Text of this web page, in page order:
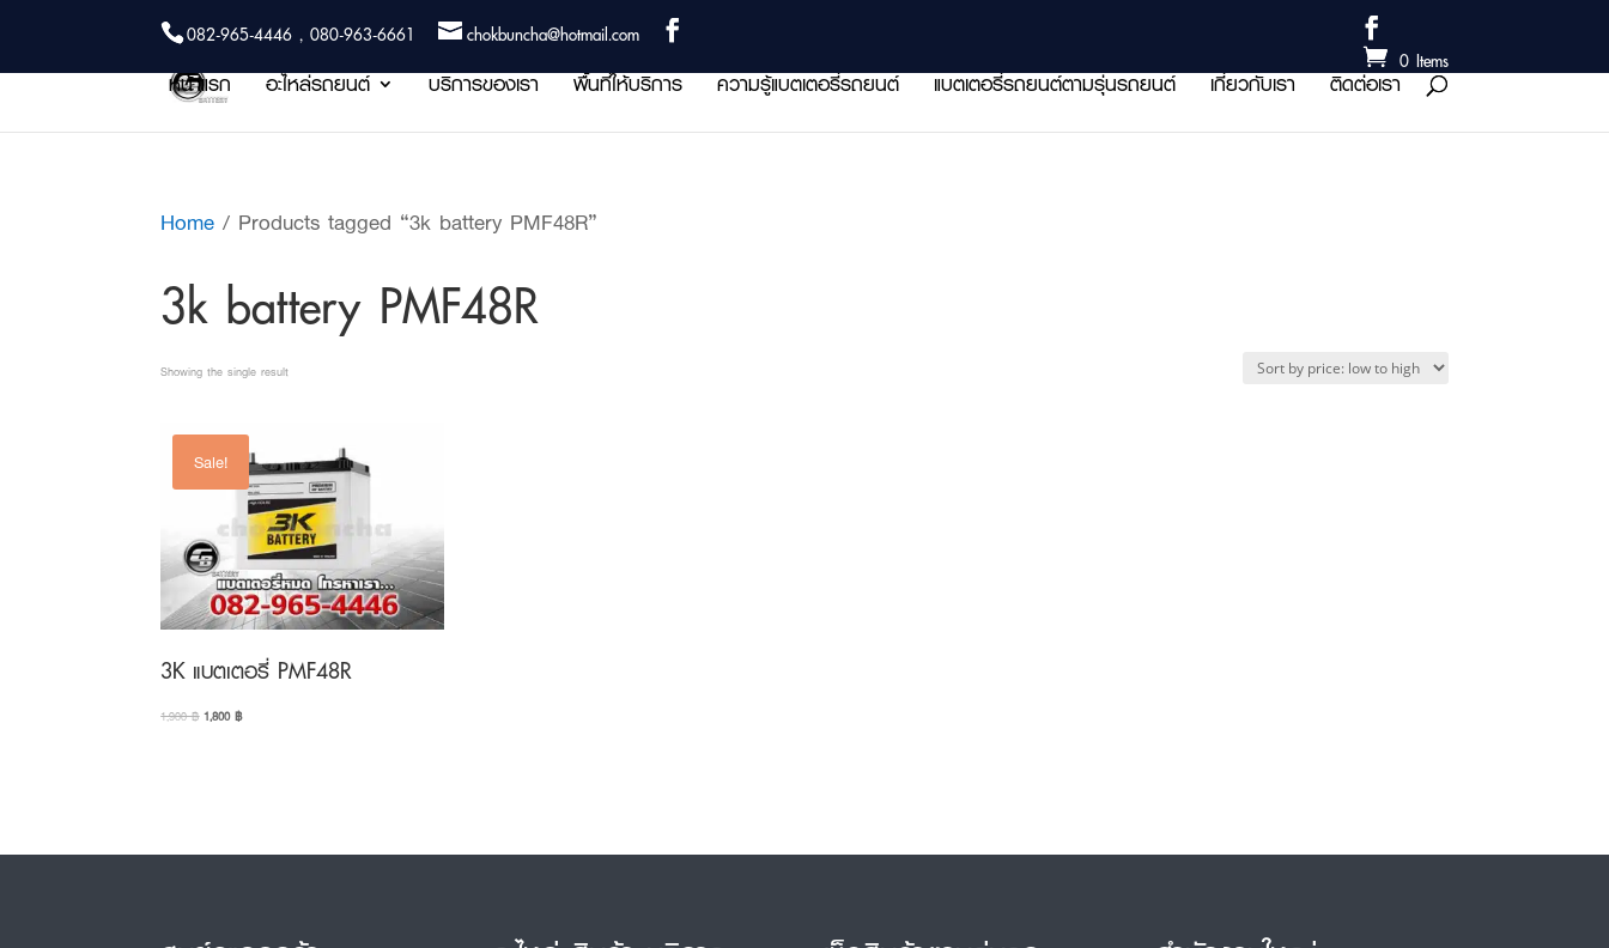
082-965-4446 , 080-963-6661
chokbuncha@hotmail.com
0 Items
หน้าแรก อะไหล่รถยนต์ บริการของเรา พื้นที่ให้บริการ ความรู้แบตเตอรี่รถยนต์ แบตเตอรี่รถยนต์ตามรุ่นรถยนต์ เกี่ยวกับเรา ติดต่อเรา
Home / Products tagged “3k battery PMF48R”
3k battery PMF48R
Showing the single result
Sale!
3K แบตเตอรี่ PMF48R
1,900฿Original
1,800฿Current